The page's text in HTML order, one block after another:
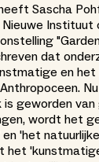
Sascha
Instituut
dat
en het
geworden van
wordt het
'het
het